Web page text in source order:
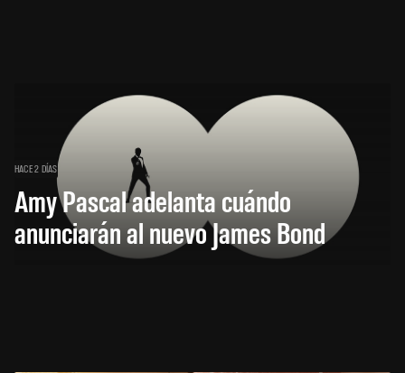
HACE 2 DÍAS
Amy Pascal adelanta cuándo
anunciarán al nuevo James Bond